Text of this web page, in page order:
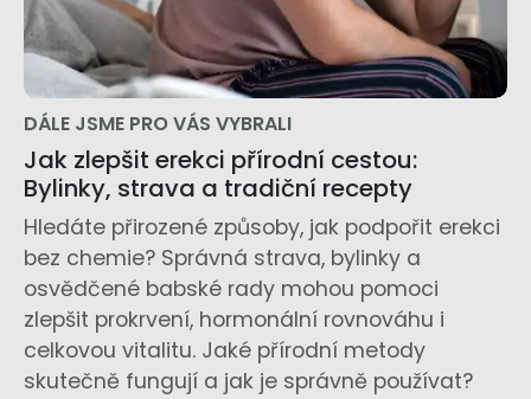
DÁLE JSME PRO VÁS VYBRALI
Jak zlepšit erekci přírodní cestou:
Bylinky, strava a tradiční recepty
Hledáte přirozené způsoby, jak podpořit erekci
bez chemie? Správná strava, bylinky a
osvědčené babské rady mohou pomoci
zlepšit prokrvení, hormonální rovnováhu i
celkovou vitalitu. Jaké přírodní metody
skutečně fungují a jak je správně používat?